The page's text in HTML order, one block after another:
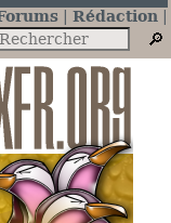
Rédaction